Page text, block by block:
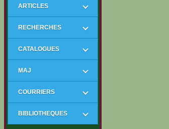
ARTICLES
RECHERCHES
CATALOGUES
MAJ
COURRIERS
BIBLIOTHEQUES